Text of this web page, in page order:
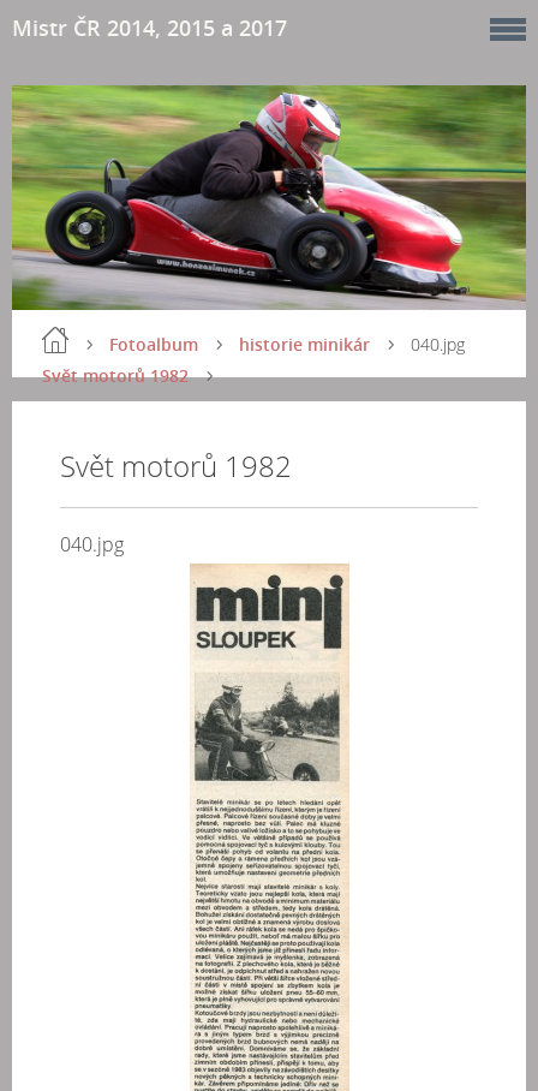
Mistr ČR 2014, 2015 a 2017
Fotoalbum
historie minikár
Svět motorů 1982
040.jpg
Svět motorů 1982
040.jpg